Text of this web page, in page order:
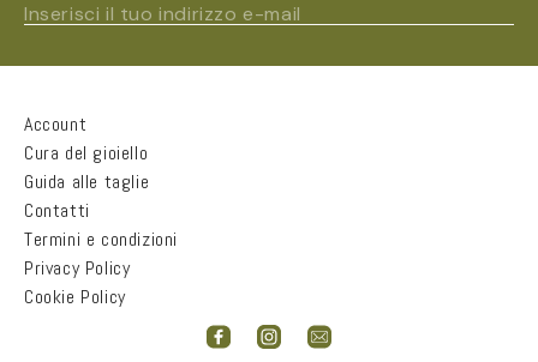
Inserisci il tuo indirizzo e-mail
Città
Email*
Account
Cura del gioiello
Guida alle taglie
Contatti
Termini e condizioni
Privacy Policy
Cookie Policy